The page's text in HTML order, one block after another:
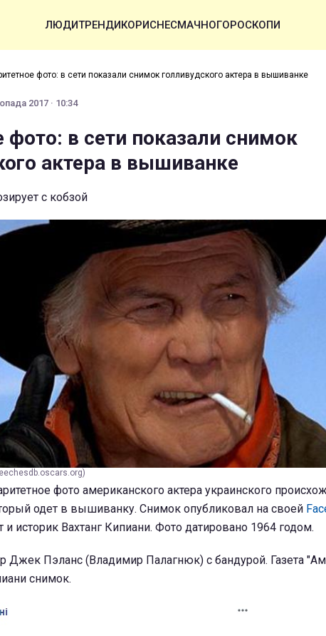
ЛЮДИТРЕНДИКОРИСНЕСМАЧНОГОРОСКОПИ
фото: в сети показали снимок голливудского актера в вышиванке
2017 · 10:34
фото: в сети показали снимок
актера в вышиванке
с кобзой
фото американского актера украинского
одет в вышиванку. Снимок опубликовал на своей
и историк Вахтанг Кипиани. Фото датировано 1964 годом.
Джек Пэланс (Владимир Палагнюк) с бандурой. Газета
снимок.